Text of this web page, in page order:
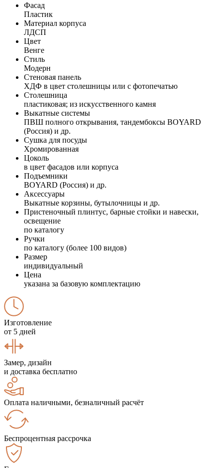
Фасад
Пластик
Материал корпуса
ЛДСП
Цвет
Венге
Стиль
Модерн
Стеновая панель
ХДФ в цвет столешницы или с фотопечатью
Столешница
пластиковая; из искусственного камня
Выкатные системы
ПВШ полного открывания, тандембоксы BOYARD
(Россия) и др.
Сушка для посуды
Хромированная
Цоколь
в цвет фасадов или корпуса
Подъемники
BOYARD (Россия) и др.
Аксессуары
Выкатные корзины, бутылочницы и др.
Пристеночный плинтус, барные стойки и навески,
освещение
по каталогу
Ручки
по каталогу (более 100 видов)
Размер
индивидуальный
Цена
указана за базовую комплектацию
Изготовление
от 5 дней
Замер, дизайн
и доставка бесплатно
Оплата наличными, безналичный расчёт
Беспроцентная рассрочка